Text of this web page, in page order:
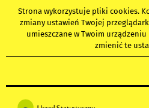
Strona wykorzystuje pliki cookies.
zmiany ustawień Twojej
umieszczane w Twoim urządzeniu
zmienić te